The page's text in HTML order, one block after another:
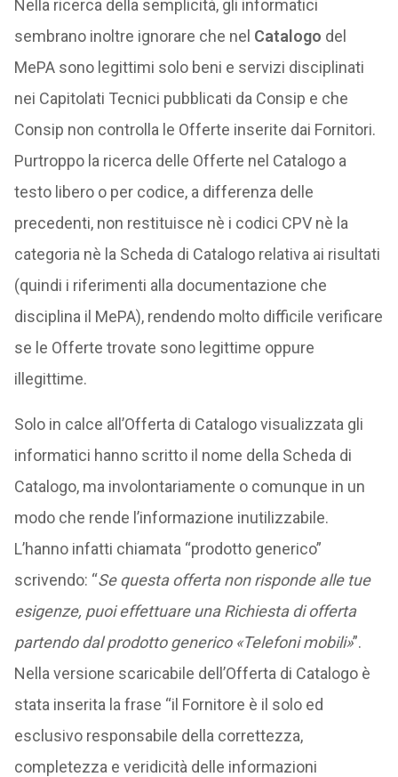
Nella ricerca della semplicità, gli informatici
sembrano inoltre ignorare che nel Catalogo del
MePA sono legittimi solo beni e servizi disciplinati
nei Capitolati Tecnici pubblicati da Consip e che
Consip non controlla le Offerte inserite dai Fornitori.
Purtroppo la ricerca delle Offerte nel Catalogo a
testo libero o per codice, a differenza delle
precedenti, non restituisce nè i codici CPV nè la
categoria nè la Scheda di Catalogo relativa ai risultati
(quindi i riferimenti alla documentazione che
disciplina il MePA), rendendo molto difficile verificare
se le Offerte trovate sono legittime oppure
illegittime.
Solo in calce all’Offerta di Catalogo visualizzata gli
informatici hanno scritto il nome della Scheda di
Catalogo, ma involontariamente o comunque in un
modo che rende l’informazione inutilizzabile.
L’hanno infatti chiamata “prodotto generico”
scrivendo: “Se questa offerta non risponde alle tue
esigenze, puoi effettuare una Richiesta di offerta
partendo dal prodotto generico «Telefoni mobili»”.
Nella versione scaricabile dell’Offerta di Catalogo è
stata inserita la frase “il Fornitore è il solo ed
esclusivo responsabile della correttezza,
completezza e veridicità delle informazioni